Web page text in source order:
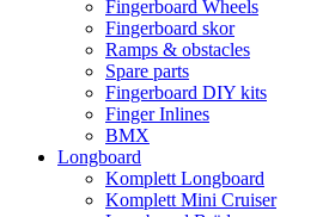
Fingerboard Wheels
Fingerboard skor
Ramps & obstacles
Spare parts
Fingerboard DIY kits
Finger Inlines
BMX
Longboard
Komplett Longboard
Komplett Mini Cruiser